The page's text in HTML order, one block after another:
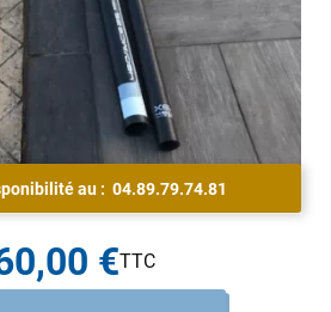
au : 04.89.79.74.81
€